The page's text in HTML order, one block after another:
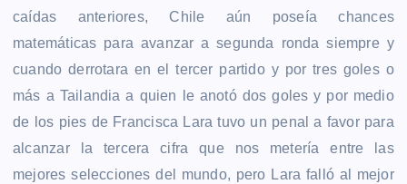
caídas anteriores, Chile aún poseía chances
matemáticas para avanzar a segunda ronda siempre y
cuando derrotara en el tercer partido y por tres goles o
más a Tailandia a quien le anotó dos goles y por medio
de los pies de Francisca Lara tuvo un penal a favor para
alcanzar la tercera cifra que nos metería entre las
mejores selecciones del mundo, pero Lara falló al mejor